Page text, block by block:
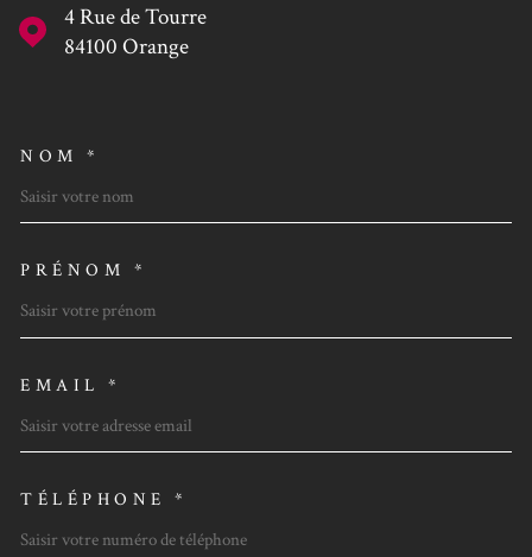
4 Rue de Tourre
84100
Orange
NOM *
PRÉNOM *
EMAIL *
TÉLÉPHONE *